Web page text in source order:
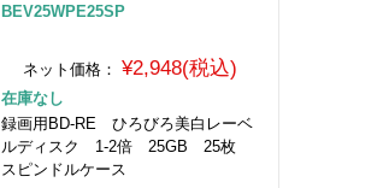
BEV25WPE25SP
ネット価格： ¥2,948(税込)
在庫なし
録画用BD-RE ひろびろ美白レーベ
ルディスク 1-2倍 25GB 25枚
スピンドルケース